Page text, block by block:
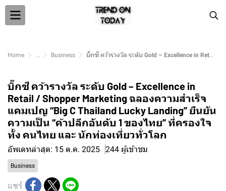
Home ... Business บิ๊กซี คว้ารางวัล ระดับ Gold – Excellence in Retail / Shopper Marketing ฉลองความสำเร็จแคมเปญ “Big C Thailand Lucky Landing” ยืนยันความเป็น “ค้าปลีกอันดับ 1 ของไทย” ที่ครองใจทั้ง คนไทย และ นักท่องเที่ยวทั่วโลก
บิ๊กซี คว้ารางวัล ระดับ Gold – Excellence in
Retail / Shopper Marketing ฉลองความสำเร็จ
แคมเปญ “Big C Thailand Lucky Landing” ยืนยัน
ความเป็น “ค้าปลีกอันดับ 1 ของไทย” ที่ครองใจ
ทั้ง คนไทย และ นักท่องเที่ยวทั่วโลก
อัพเดทล่าสุด: 15 ต.ค. 2025 244 ผู้เข้าชม
Business
แชร์